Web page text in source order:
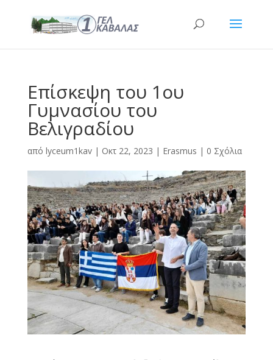
Επίσκεψη του 1ου
Γυμνασίου του
Βελιγραδίου
από lyceum1kav| Οκτ 22, 2023 | Erasmus | 0 Σχόλια